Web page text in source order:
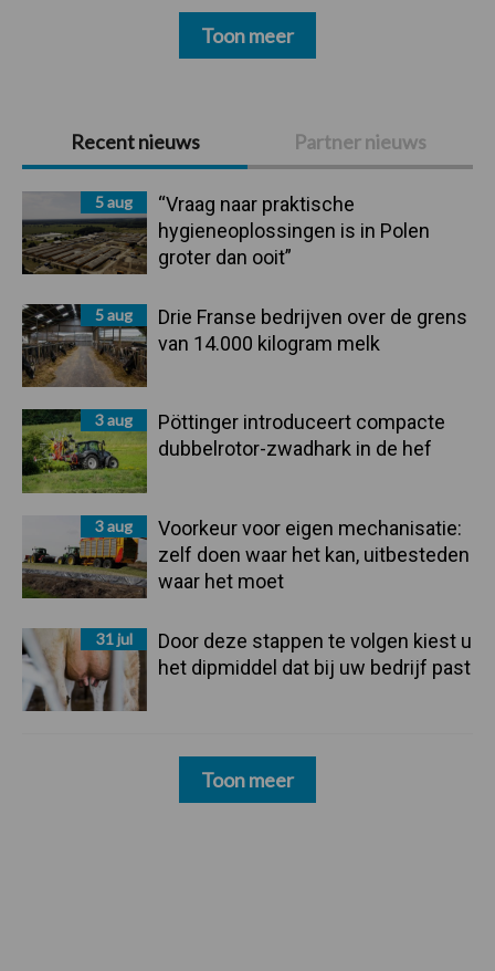
Primaire
Sidebar
Recent nieuws Partner nieuws
5 aug
“Vraag naar praktische
hygieneoplossingen is in Polen
groter dan ooit”
5 aug
Drie Franse bedrijven over de grens
van 14.000 kilogram melk
3 aug
Pöttinger introduceert compacte
dubbelrotor-zwadhark in de hef
3 aug
Voorkeur voor eigen mechanisatie:
zelf doen waar het kan, uitbesteden
waar het moet
31 jul
Door deze stappen te volgen kiest u
het dipmiddel dat bij uw bedrijf past
Toon meer
Toon meer